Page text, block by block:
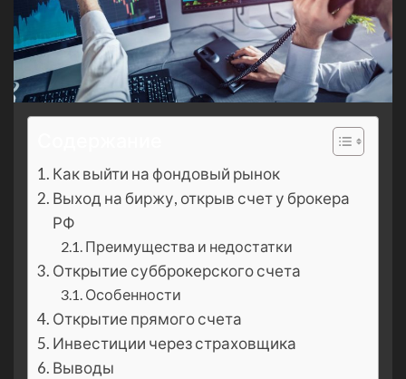
Как выйти на фондовый рынок
Выход на биржу, открыв счет у брокера
РФ
Преимущества и недостатки
Открытие субброкерского счета
Особенности
Открытие прямого счета
Инвестиции через страховщика
Выводы